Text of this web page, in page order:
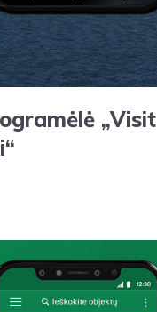
„Visit